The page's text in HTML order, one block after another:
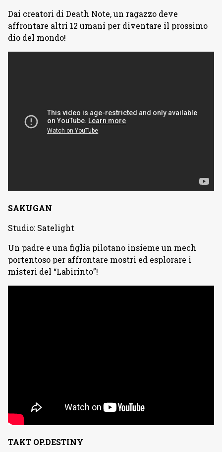
Dai creatori di Death Note, un ragazzo deve
affrontare altri 12 umani per diventare il prossimo
dio del mondo!
SAKUGAN
Studio: Satelight
Un padre e una figlia pilotano insieme un mech
portentoso per affrontare mostri ed esplorare i
misteri del “Labirinto”!
TAKT OP.DESTINY